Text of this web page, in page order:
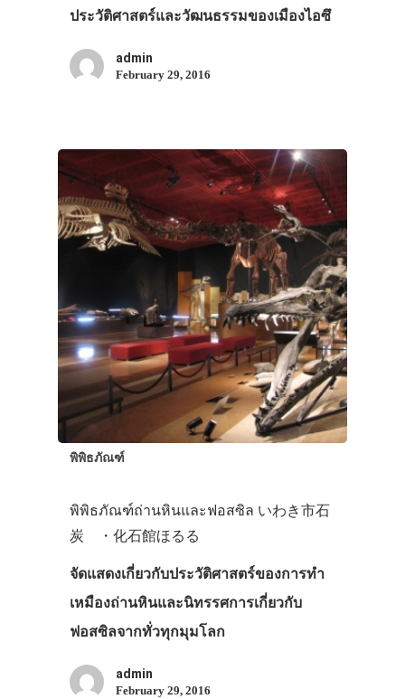
ประวัติศาสตร์และวัฒนธรรมของเมืองไอซึ
admin
February 29, 2016
พิพิธภัณฑ์
พิพิธภัณฑ์ถ่านหินและฟอสซิล いわき市石
炭 ・化石館ほるる
จัดแสดงเกี่ยวกับประวัติศาสตร์ของการทำ
เหมืองถ่านหินและนิทรรศการเกี่ยวกับ
ฟอสซิลจากทั่วทุกมุมโลก
admin
February 29, 2016